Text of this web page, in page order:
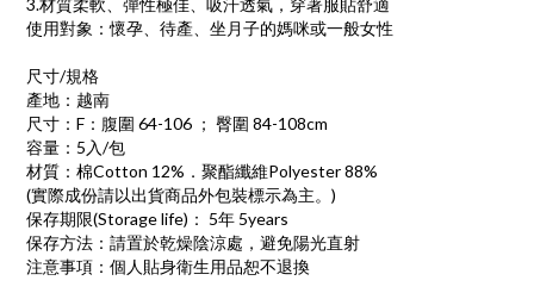
3.材質柔軟、彈性極佳、吸汗透氣，穿著服貼舒適
使用對象：懷孕、待產、坐月子的媽咪或一般女性
尺寸/規格
產地：越南
尺寸：F：腹圍 64-106 ； 臀圍 84-108cm
容量：5入/包
材質：棉Cotton 12%．聚酯纖維Polyester 88%
(實際成份請以出貨商品外包裝標示為主。)
保存期限(Storage life)： 5年 5years
保存方法：請置於乾燥陰涼處，避免陽光直射
注意事項：個人貼身衛生用品恕不退換